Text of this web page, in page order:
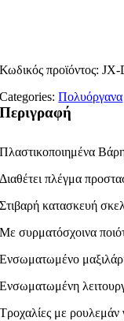
Κωδικός προϊόντος:JX-
Categories:Πολυόργανα
Περιγραφή
Πλαστικοποιημένα
Διαθέτει πλέγμα
Στιβαρή κατασκευή
Με συρματόσχοινα
Ενσωματωμένο
Ενσωματωμένη
Τροχαλίες με ρουλεμάν